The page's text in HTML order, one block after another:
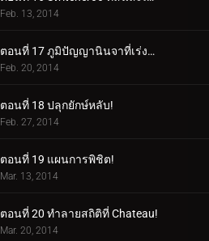
Feb. 13, 2014
ตอนที่ 17 ภูมิปัญญานินจาที่เร่งรีบ!
Feb. 20, 2014
ตอนที่ 18 ปลุกยักษ์หลับ!
Feb. 27, 2014
ตอนที่ 19 แผนการพิชิต!
Mar. 13, 2014
ตอนที่ 20 ทำลายสถิติที่ Chateau!
Mar. 20, 2014